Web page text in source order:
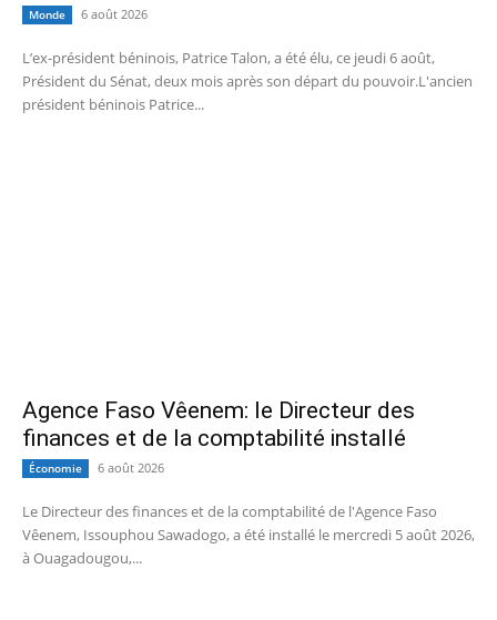
Monde 6 août 2026
L’ex-président béninois, Patrice Talon, a été élu, ce jeudi 6 août,
Président du Sénat, deux mois après son départ du pouvoir.L'ancien
président béninois Patrice...
Agence Faso Vêenem: le Directeur des
finances et de la comptabilité installé
Économie 6 août 2026
Le Directeur des finances et de la comptabilité de l'Agence Faso
Vêenem, Issouphou Sawadogo, a été installé le mercredi 5 août 2026,
à Ouagadougou,...